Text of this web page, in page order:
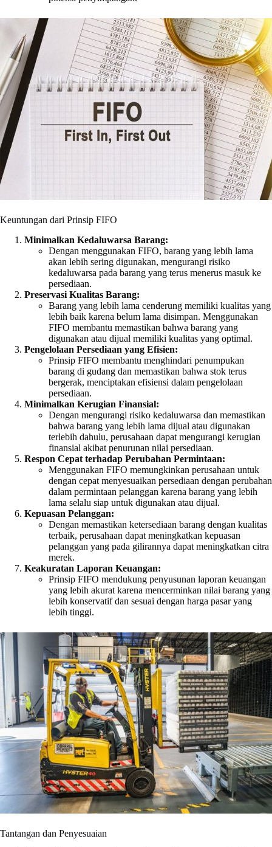
Keuntungan dari Prinsip FIFO
Minimalkan Kedaluwarsa Barang:
Dengan menggunakan FIFO, barang yang lebih lama
akan lebih sering digunakan, mengurangi risiko
kedaluwarsa pada barang yang terus menerus masuk ke
persediaan.
Preservasi Kualitas Barang:
Barang yang lebih lama cenderung memiliki kualitas yang
lebih baik karena belum lama disimpan. Menggunakan
FIFO membantu memastikan bahwa barang yang
digunakan atau dijual memiliki kualitas yang optimal.
Pengelolaan Persediaan yang Efisien:
Prinsip FIFO membantu menghindari penumpukan
barang di gudang dan memastikan bahwa stok terus
bergerak, menciptakan efisiensi dalam pengelolaan
persediaan.
Minimalkan Kerugian Finansial:
Dengan mengurangi risiko kedaluwarsa dan memastikan
bahwa barang yang lebih lama dijual atau digunakan
terlebih dahulu, perusahaan dapat mengurangi kerugian
finansial akibat penurunan nilai persediaan.
Respon Cepat terhadap Perubahan Permintaan:
Menggunakan FIFO memungkinkan perusahaan untuk
dengan cepat menyesuaikan persediaan dengan perubahan
dalam permintaan pelanggan karena barang yang lebih
lama selalu siap untuk digunakan atau dijual.
Kepuasan Pelanggan:
Dengan memastikan ketersediaan barang dengan kualitas
terbaik, perusahaan dapat meningkatkan kepuasan
pelanggan yang pada gilirannya dapat meningkatkan citra
merek.
Keakuratan Laporan Keuangan:
Prinsip FIFO mendukung penyusunan laporan keuangan
yang lebih akurat karena mencerminkan nilai barang yang
lebih konservatif dan sesuai dengan harga pasar yang
lebih tinggi.
Tantangan dan Penyesuaian